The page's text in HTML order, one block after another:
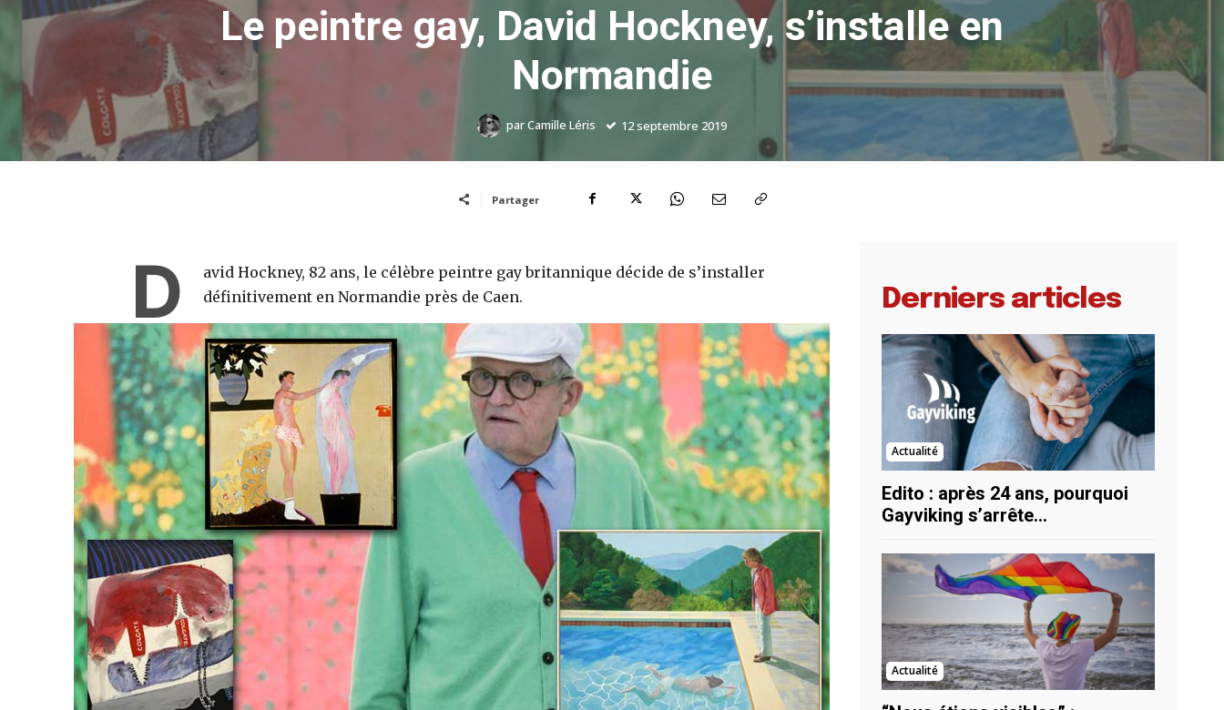
Le peintre gay, David Hockney, s’installe en
Normandie
parCamille Léris 12 septembre 2019
Partager
D
avid Hockney, 82 ans, le célèbre peintre gay britannique décide de s’installer
définitivement en Normandie près de Caen.
Derniers articles
Actualité
Edito : après 24 ans, pourquoi
Gayviking s’arrête…
Actualité